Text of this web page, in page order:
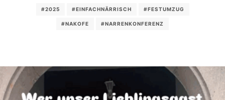
#2025 #EINFACHNÄRRISCH #FESTUMZUG
#NAKOFE #NARRENKONFERENZ